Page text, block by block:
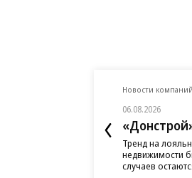
Новости компаний
06.08.2026
Тренд на
недвижимости
случаев